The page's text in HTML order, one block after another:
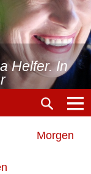
Helfer. In
Morgen